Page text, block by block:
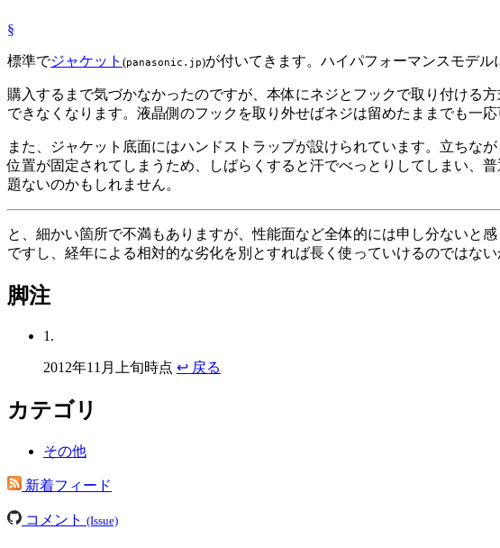
§
標準でジャケット (panasonic.jp)が付いてきます。ハイパフォーマンスモデ
購入するまで気づかなかったのですが、本体にネジとフックで取り付ける
できなくなります。液晶側のフックを取り外せばネジは留めたままでも一
また、ジャケット底面にはハンドストラップが設けられています。立ちな
位置が固定されてしまうため、しばらくすると汗でべっとりしてしまい、
題ないのかもしれません。
と、細かい箇所で不満もありますが、性能面など全体的には申し分ないと
ですし、経年による相対的な劣化を別とすれば長く使っていけるのではない
脚注
1.
2012年11月上旬時点 ↩ 戻る
カテゴリ
その他
新着フィード
コメント (Issue)